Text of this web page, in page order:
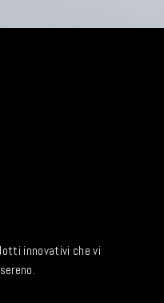
innovativi che vi